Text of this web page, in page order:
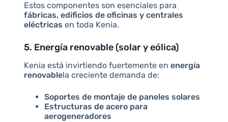
Estos componentes son esenciales para
fábricas, edificios de oficinas y centrales
eléctricas en toda Kenia.
5. Energía renovable (solar y eólica)
Kenia está invirtiendo fuertemente en energía
renovablela creciente demanda de:
Soportes de montaje de paneles solares
Estructuras de acero para
aerogeneradores